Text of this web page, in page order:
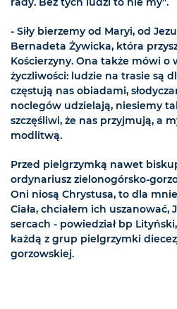
- Siły bierzemy od Maryi, od
Bernadeta Żywicka, która
Kościerzyny. Ona także mówi
życzliwości: ludzie na trasie są
częstują nas obiadami,
noclegów udzielają, niesiemy
szczęśliwi, że nas przyjmują, a
modlitwą.
Przed pielgrzymką nawet
ordynariusz zielonogórsko-
Oni niosą Chrystusa, to dla
Ciała, chciałem ich uszanować,
sercach - powiedział bp
każdą z grup pielgrzymki
gorzowskiej.